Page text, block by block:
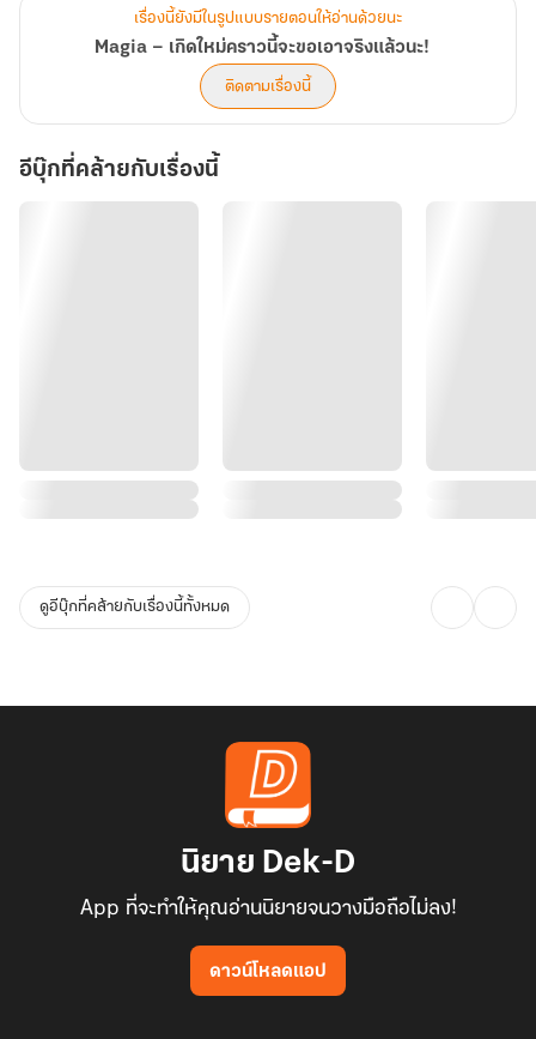
เรื่องนี้ยังมีในรูปแบบรายตอนให้อ่านด้วยนะ
Magia – เกิดใหม่คราวนี้จะขอเอาจริงแล้วนะ!
ติดตามเรื่องนี้
อีบุ๊กที่คล้ายกับเรื่องนี้
ดูอีบุ๊กที่คล้ายกับเรื่องนี้ทั้งหมด
นิยาย Dek-D
App ที่จะทำให้คุณอ่านนิยายจนวางมือถือไม่ลง!
ดาวน์โหลดแอป